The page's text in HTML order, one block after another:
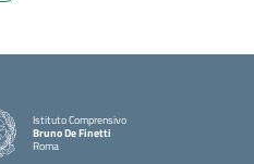
Istituto Comprensivo
Bruno De Finetti
Roma